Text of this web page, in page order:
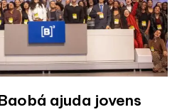
ajuda jovens